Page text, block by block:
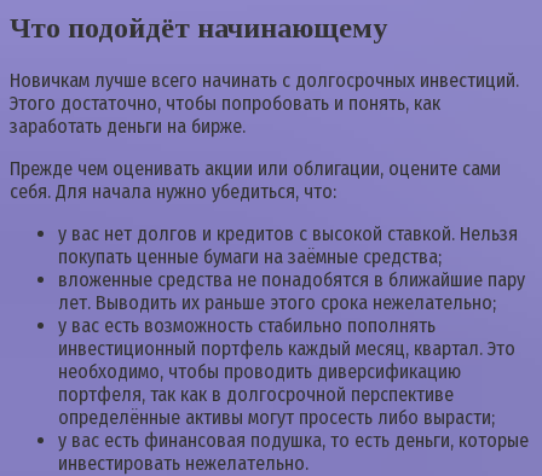
Что подойдёт начинающему
Новичкам лучше всего начинать с долгосрочных инвестиций.
Этого достаточно, чтобы попробовать и понять, как
заработать деньги на бирже.
Прежде чем оценивать акции или облигации, оцените сами
себя. Для начала нужно убедиться, что:
у вас нет долгов и кредитов с высокой ставкой. Нельзя
покупать ценные бумаги на заёмные средства;
вложенные средства не понадобятся в ближайшие пару
лет. Выводить их раньше этого срока нежелательно;
у вас есть возможность стабильно пополнять
инвестиционный портфель каждый месяц, квартал. Это
необходимо, чтобы проводить диверсификацию
портфеля, так как в долгосрочной перспективе
определённые активы могут просесть либо вырасти;
у вас есть финансовая подушка, то есть деньги, которые
инвестировать нежелательно.